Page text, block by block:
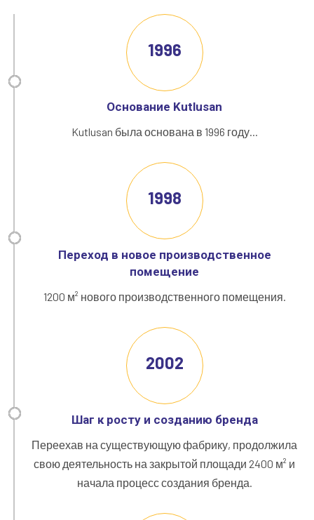
1996
Основание Kutlusan
Kutlusan была основана в 1996 году...
1998
Переход в новое производственное
помещение
1200 м² нового производственного помещения.
2002
Шаг к росту и созданию бренда
Переехав на существующую фабрику, продолжила
свою деятельность на закрытой площади 2400 м² и
начала процесс создания бренда.